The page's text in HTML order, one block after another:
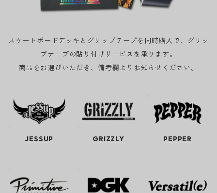
スケートボードデッキとグリップテープを同時購入で、グリッ
プテープの貼り付けサービスを承ります。
商品をお選びいただき、備考欄よりお知らせください。
JESSUP GRIZZLY PEPPER